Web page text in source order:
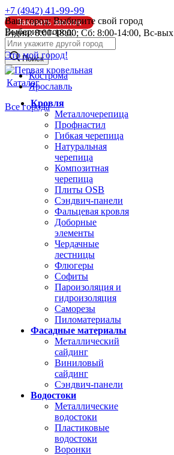
Ваш город: Выбирите свой город
Выберите город:
Это мой город!
Кострома
Ярославль
Все города
+7 (4942) 41-99-99
Заказать звонок
Будни: 8:00-18:00; Сб: 8:00-14:00, Вс-вых
info@pk44.ru
Поиск
Каталог
Кровля
Металлочерепица
Профнастил
Гибкая черепица
Натуральная
черепица
Композитная
черепица
Плиты OSB
Сэндвич-панели
Фальцевая кровля
Доборные
элементы
Чердачные
лестницы
Флюгеры
Софиты
Пароизоляция и
гидроизоляция
Саморезы
Пиломатериалы
Фасадные материалы
Металлический
сайдинг
Виниловый
сайдинг
Сэндвич-панели
Водостоки
Металлические
водостоки
Пластиковые
водостоки
Воронки